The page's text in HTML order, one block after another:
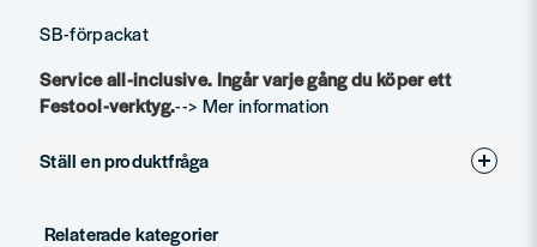
SB-förpackat
Service all-inclusive. Ingår varje gång du köper ett
Festool-verktyg.--> Mer information
Ställ en produktfråga
Fråga oss något om denna produkten...
Relaterade kategorier